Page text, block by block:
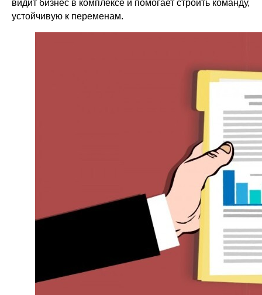
видит бизнес в комплексе и помогает строить команду,
устойчивую к переменам.